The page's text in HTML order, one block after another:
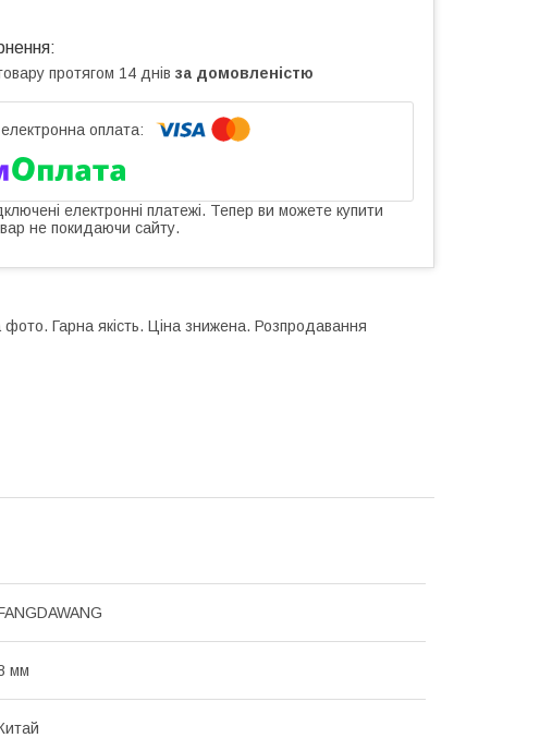
протягом 14 днів за домовленістю
електронні платежі. Тепер ви можете купити
не покидаючи сайту.
Гарна якість. Ціна знижена. Розпродавання
мм